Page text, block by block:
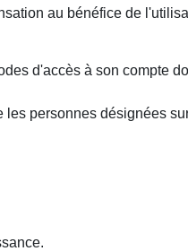
au bénéfice de
d'accès à son compte
les personnes désignées